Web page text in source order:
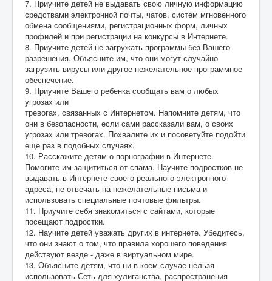
7. Приучите детей не выдавать свою личную информацию
средствами электронной почты, чатов, систем мгновенного
обмена сообщениями, регистрационных форм, личных
профилей и при регистрации на конкурсы в Интернете.
8. Приучите детей не загружать программы без Вашего
разрешения. Объясните им, что они могут случайно
загрузить вирусы или другое нежелательное программное
обеспечение.
9. Приучите Вашего ребенка сообщать вам о любых
угрозах или
тревогах, связанных с Интернетом. Напомните детям, что
они в безопасности, если сами рассказали вам, о своих
угрозах или тревогах. Похвалите их и посоветуйте подойти
еще раз в подобных случаях.
10. Расскажите детям о порнографии в Интернете.
Помогите им защититься от спама. Научите подростков не
выдавать в Интернете своего реального электронного
адреса, не отвечать на нежелательные письма и
использовать специальные почтовые фильтры.
11. Приучите себя знакомиться с сайтами, которые
посещают подростки.
12. Научите детей уважать других в интернете. Убедитесь,
что они знают о том, что правила хорошего поведения
действуют везде - даже в виртуальном мире.
13. Объясните детям, что ни в коем случае нельзя
использовать Сеть для хулиганства, распространения